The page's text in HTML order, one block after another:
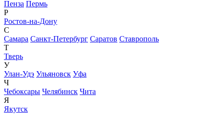
Пенза Пермь
Р
Ростов-на-Дону
С
Самара Санкт-Петербург Саратов Ставрополь
Т
Тверь
У
Улан-Удэ Ульяновск Уфа
Ч
Чебоксары Челябинск Чита
Я
Якутск